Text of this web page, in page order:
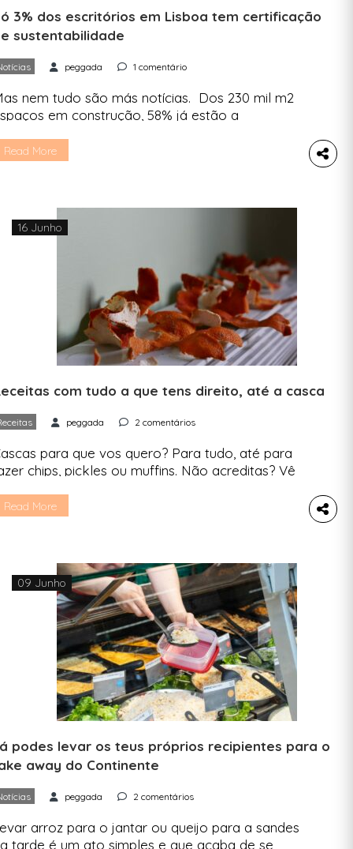
3% dos escritórios em Lisboa tem certificação
sustentabilidade
peggada 1 comentário
nem tudo são más notícias. Dos 230 mil m2
em construção, 58% já estão a
Lisboa, a cidade de Lisboa, apenas 3% dos
JLL, cujos […]
Read More
16 Junho
com tudo a que tens direito, até a casca
peggada 2 comentários
para que vos quero? Para tudo, até para
chips, pickles ou muffins. Não acreditas? Vê
a maçã antes de comer ou a curgete
Read More
09 Junho
podes levar os teus próprios recipientes para o
away do Continente
peggada 2 comentários
arroz para o jantar ou queijo para a sandes
tarde é um ato simples e que acaba de se